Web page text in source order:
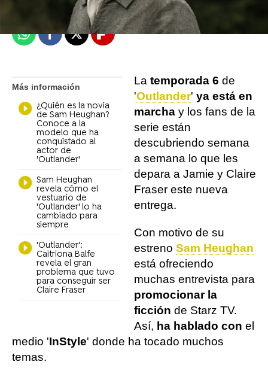
Publicado:21 de marzo de 2022, 16:09
WhatsappFacebook
X Flipboard
Más información
¿Quién es la novia
de Sam Heughan?
Conoce a la
modelo que ha
conquistado al
actor de
'Outlander'
Sam Heughan
revela cómo el
vestuario de
'Outlander' lo ha
cambiado para
siempre
'Outlander':
Caitriona Balfe
revela el gran
problema que tuvo
para conseguir ser
Claire Fraser
La temporada 6 de
'Outlander' ya está en
marcha y los fans de la
serie están
descubriendo semana
a semana lo que les
depara a Jamie y Claire
Fraser este nueva
entrega.
Con motivo de su
estreno Sam Heughan
está ofreciendo
muchas entrevista para
promocionar la
ficción de Starz TV.
Así, ha hablado con el
medio 'InStyle' donde ha tocado muchos
temas.